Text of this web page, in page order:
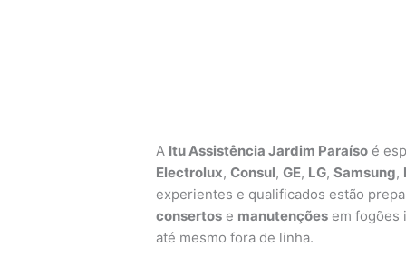
A Itu Assistência Jardim Paraíso é
Electrolux,Consul,GE, LG,Samsung,
experientes e qualificados estão
consertos e manutenções em fogões
até mesmo fora de linha.